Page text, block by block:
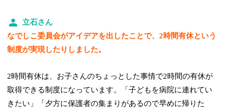
立石さん
なでしこ委員会がアイデアを出したことで、2時間有休という
制度が実現したりしました。
2時間有休は、お子さんのちょっとした事情で2時間の有休が
取得できる制度になっています。「子どもを病院に連れてい
きたい」「夕方に保護者の集まりがあるので早めに帰りた